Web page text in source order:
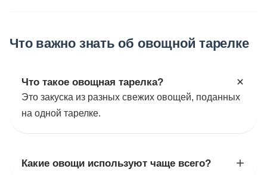
Что важно знать об овощной тарелке
Что такое овощная тарелка?
Это закуска из разных свежих овощей, поданных
на одной тарелке.
Какие овощи используют чаще всего?